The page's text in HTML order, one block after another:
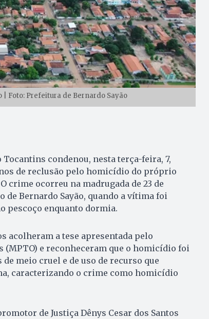
Foto: Prefeitura de Bernardo Sayão
condenou, nesta terça-feira, 7,
de reclusão pelo homicídio do próprio
crime ocorreu na madrugada de 23 de
de Bernardo Sayão, quando a vítima foi
pescoço enquanto dormia.
acolheram a tese apresentada pelo
e reconheceram que o homicídio foi
meio cruel e de uso de recurso que
caracterizando o crime como homicídio
de Justiça Dênys Cesar dos Santos